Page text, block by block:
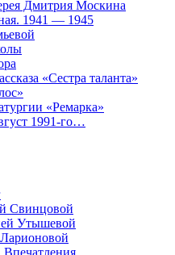
Дмитрия Москина
1941 — 1945
«Сестра таланта»
«Ремарка»
1991-го…
Свинцовой
Утышевой